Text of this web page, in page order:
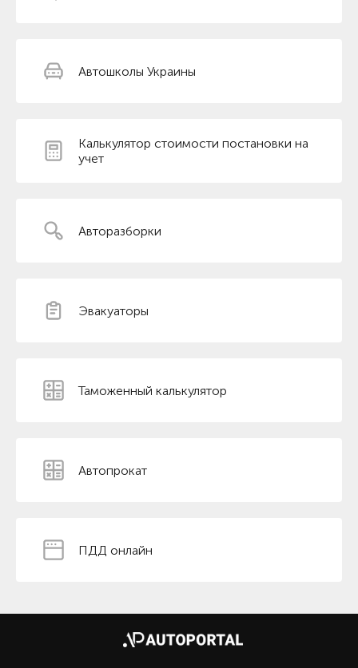
Автошколы Украины
Калькулятор стоимости постановки на
учет
Авторазборки
Эвакуаторы
Таможенный калькулятор
Автопрокат
ПДД онлайн